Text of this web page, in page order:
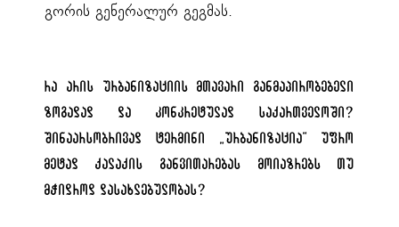
გორის გენერალურ გეგმას.
რა არის ურბანიზაციის მთავარი განმაპირობებელი
ზოგადად და კონკრეტულად საქართველოში?
შინაარსობრივად ტერმინი ურბანიზაცია“ უფრო
მეტად ქალაქის განვითარებას მოიაზრებს თუ
მჭიდროდ დასახლებულობას?